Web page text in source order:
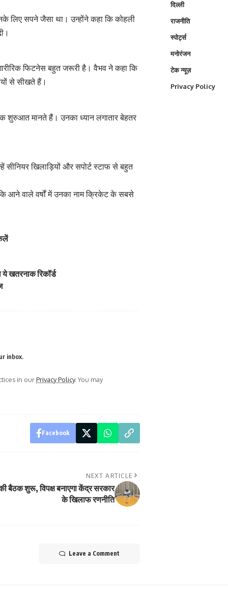
लिए सपने जैसा था। उन्होंने कहा कि कोहली
फिटनेस बहुत जरूरी है। वैभव ने कहा कि
से सीखते हैं।
शुरुआत मानते हैं। उनका ध्यान लगातार बेहतर
सीनियर खिलाड़ियों और सपोर्ट स्टाफ से बहुत
आने वाले वर्षों में उनका नाम क्रिकेट के सबसे
खतरनाक रिकॉर्ड
inbox.
in ourPrivacy Policy. You may
Facebook
NEXT ARTICLE
बैठक शुरू, विपक्ष बनाएगा केंद्र सरकार
के खिलाफ रणनीति
Leave a Comment
दिल्ली
राजनीति
स्पोर्ट्स
मनोरंजन
टेक न्यूज़
Privacy Policy